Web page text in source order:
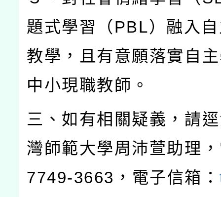
題式學習（ PBL）融入
教學，且有意願落實自
中小現職教師。
三、如有相關疑義，請
灣師範大學周沛萱助理
7749-3663 ，電子信箱：